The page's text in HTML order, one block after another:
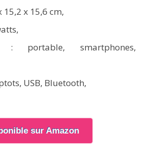
15,2 x 15,6 cm,
: portable, smartphones,
USB, Bluetooth,
sur Amazon